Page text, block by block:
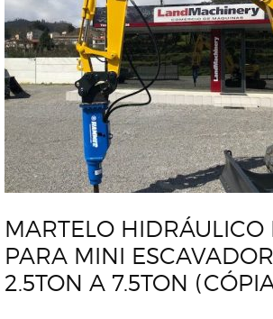
MARTELO HIDRÁULICO
PARA MINI
2.5TON A 7.5TON